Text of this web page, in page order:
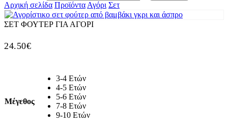
Αρχική σελίδα ΠροϊόνταΑγόρι Σετ
ΣΕΤ ΦΟΥΤΕΡ ΓΙΑ ΑΓΟΡΙ
24.50€
Μέγεθος
3-4 Ετών
4-5 Ετών
5-6 Ετών
7-8 Ετών
9-10 Ετών